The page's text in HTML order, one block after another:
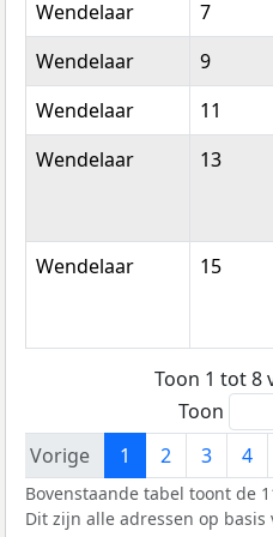
Wendelaar 7
Wendelaar
9
Wendelaar
11
Wendelaar
13
Wendelaar 15
Toon 1 tot 8
Toon
Vorige
1 2 3 4
Bovenstaande tabel toont de
Dit zijn alle adressen op basis